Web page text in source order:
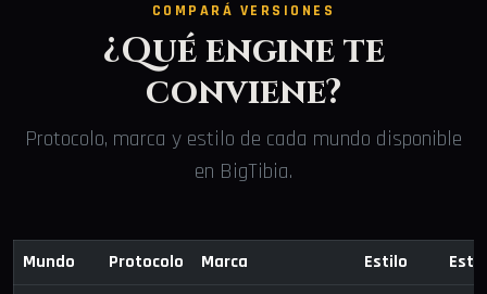
COMPARÁ VERSIONES
¿Qué engine te
conviene?
Protocolo, marca y estilo de cada mundo disponible
en BigTibia.
Mundo Protocolo Marca Estilo